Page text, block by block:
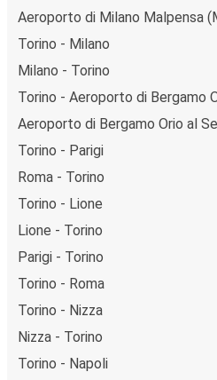
Aeroporto di Milano Malpensa
Torino - Milano
Milano - Torino
Torino - Aeroporto di Bergamo
Aeroporto di Bergamo Orio al
Torino - Parigi
Roma - Torino
Torino - Lione
Lione - Torino
Parigi - Torino
Torino - Roma
Torino - Nizza
Nizza - Torino
Torino - Napoli